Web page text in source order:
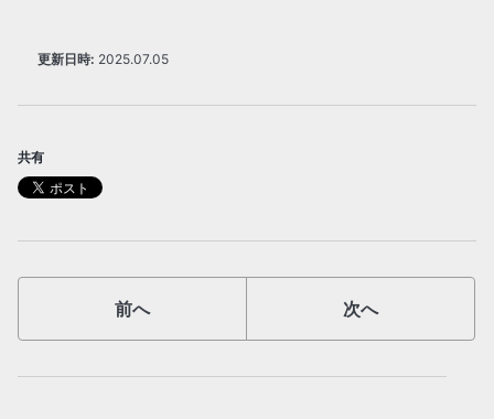
更新日時: 2025.07.05
共有
前へ 次へ